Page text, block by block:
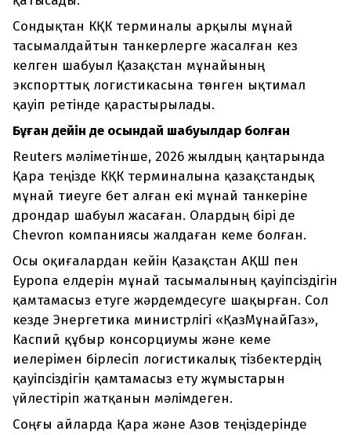
Сондықтан КҚК терминалы арқылы мұнай
тасымалдайтын танкерлерге жасалған кез
келген шабуыл Қазақстан мұнайының
экспорттық логистикасына төнген ықтимал
қауіп ретінде қарастырылады.
Бұған дейін де осындай шабуылдар болған
Reuters мәліметінше, 2026 жылдың қаңтарында
Қара теңізде КҚК терминалына қазақстандық
мұнай тиеуге бет алған екі мұнай танкеріне
дрондар шабуыл жасаған. Олардың бірі де
Chevron компаниясы жалдаған кеме болған.
Осы оқиғалардан кейін Қазақстан АҚШ пен
Еуропа елдерін мұнай тасымалының қауіпсіздігін
қамтамасыз етуге жәрдемдесуге шақырған. Сол
кезде Энергетика министрлігі «ҚазМұнайГаз»,
Каспий құбыр консорциумы және кеме
иелерімен бірлесіп логистикалық тізбектердің
қауіпсіздігін қамтамасыз ету жұмыстарын
үйлестіріп жатқанын мәлімдеген.
Соңғы айларда Қара және Азов теңіздерінде